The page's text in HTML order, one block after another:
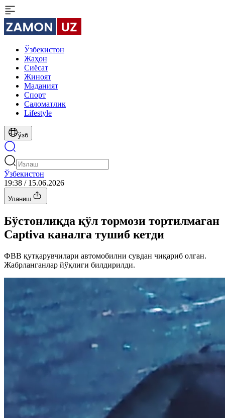
Ўзбекистон
Жаҳон
Сиёсат
Жиноят
Маданият
Спорт
Cаломатлик
Lifestyle
ўзб
Ўзбекистон
19:38 / 15.06.2026
Уланиш
Бўстонлиқда қўл тормози тортилмаган
Captiva каналга тушиб кетди
ФВВ қутқарувчилари автомобилни сувдан чиқариб олган.
Жабрланганлар йўқлиги билдирилди.